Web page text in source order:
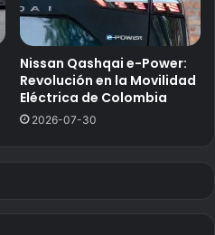
Nissan Qashqai e-Power:
Revolución en la Movilidad
Eléctrica de Colombia
2026-07-30